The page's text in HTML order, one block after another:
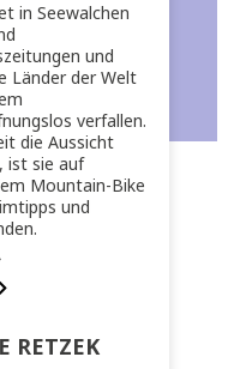
in Seewalchen
und
Länder der Welt
verfallen.
die Aussicht
ist sie auf
Mountain-Bike
und
RETZEK